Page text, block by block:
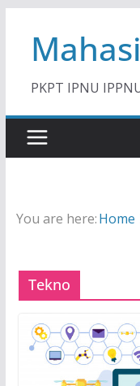
content
PKPT IPNU
You are here:Home
Tekno